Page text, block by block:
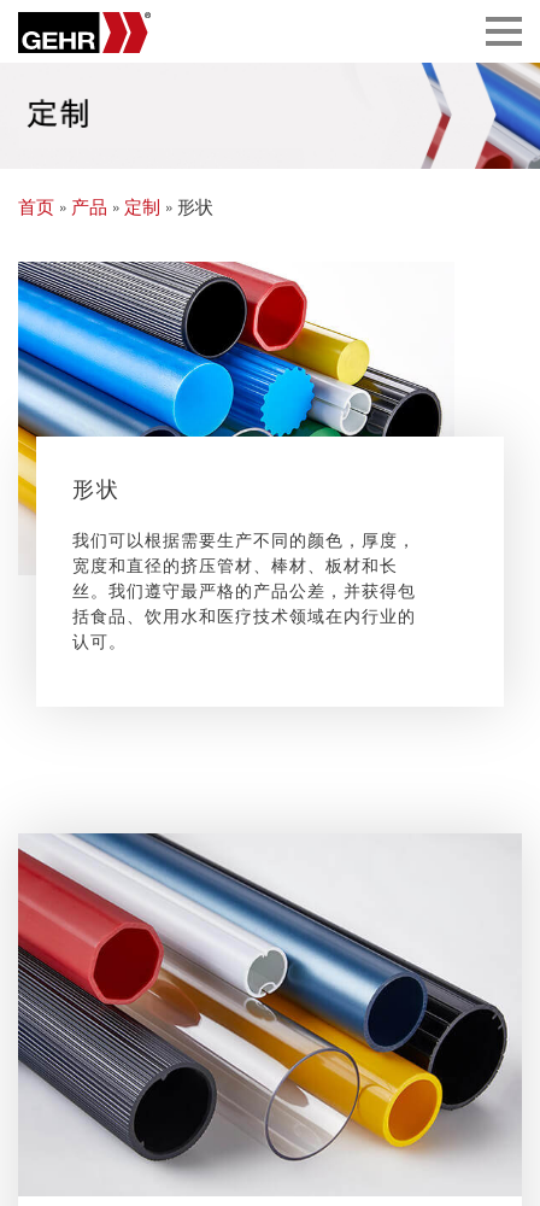
首页 » 产品 » 定制 » 形状
形状
我们可以根据需要生产不同的颜色，厚度，
宽度和直径的挤压管材、棒材、板材和长
丝。我们遵守最严格的产品公差，并获得包
括食品、饮用水和医疗技术领域在内行业的
认可。